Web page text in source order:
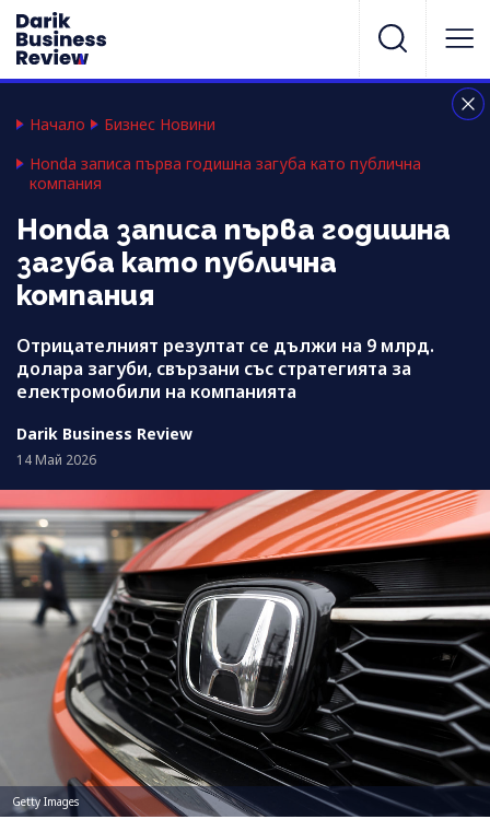
Начало
Бизнес Новини
Honda записа първа годишна загуба като публична
компания
Honda записа първа годишна
загуба като публична
компания
Отрицателният резултат се дължи на 9 млрд.
долара загуби, свързани със стратегията за
електромобили на компанията
Darik Business Review
14 Май 2026
Getty Images